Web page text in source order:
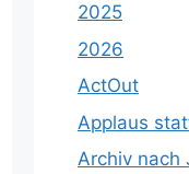
2025
2026
ActOut
Applaus
Archiv nach